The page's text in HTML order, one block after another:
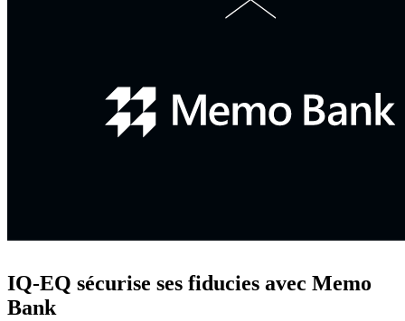
IQ-EQ sécurise ses fiducies avec Memo
Bank